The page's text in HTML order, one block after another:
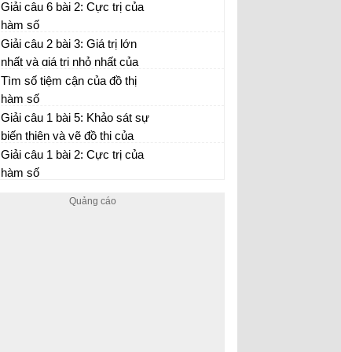
Giải câu 6 bài 2: Cực trị của
hàm số
Giải câu 2 bài 3: Giá trị lớn
nhất và giá trị nhỏ nhất của
hàm số
Tìm số tiệm cận của đồ thị
hàm số
Giải câu 1 bài 5: Khảo sát sự
biến thiên và vẽ đồ thị của
hàm số
Giải câu 1 bài 2: Cực trị của
hàm số